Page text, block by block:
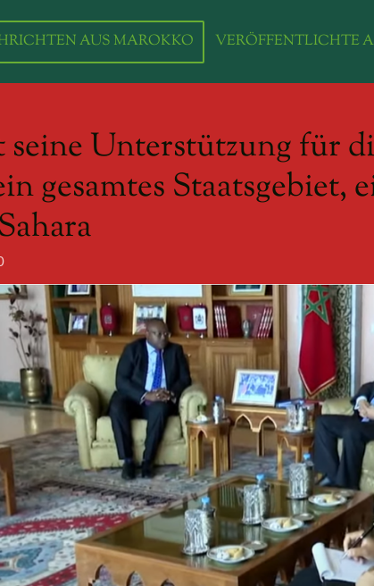
AUS MAROKKO VERÖFFENTLICHTE
seine Unterstützung für
gesamtes Staatsgebiet,